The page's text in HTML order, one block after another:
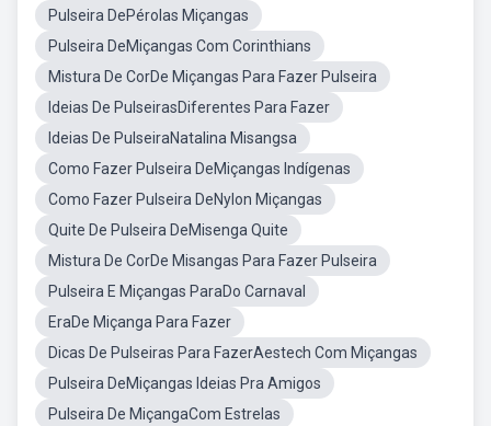
Pulseira DePérolas Miçangas
Pulseira DeMiçangas Com Corinthians
Mistura De CorDe Miçangas Para Fazer Pulseira
Ideias De PulseirasDiferentes Para Fazer
Ideias De PulseiraNatalina Misangsa
Como Fazer Pulseira DeMiçangas Indígenas
Como Fazer Pulseira DeNylon Miçangas
Quite De Pulseira DeMisenga Quite
Mistura De CorDe Misangas Para Fazer Pulseira
Pulseira E Miçangas ParaDo Carnaval
EraDe Miçanga Para Fazer
Dicas De Pulseiras Para FazerAestech Com Miçangas
Pulseira DeMiçangas Ideias Pra Amigos
Pulseira De MiçangaCom Estrelas